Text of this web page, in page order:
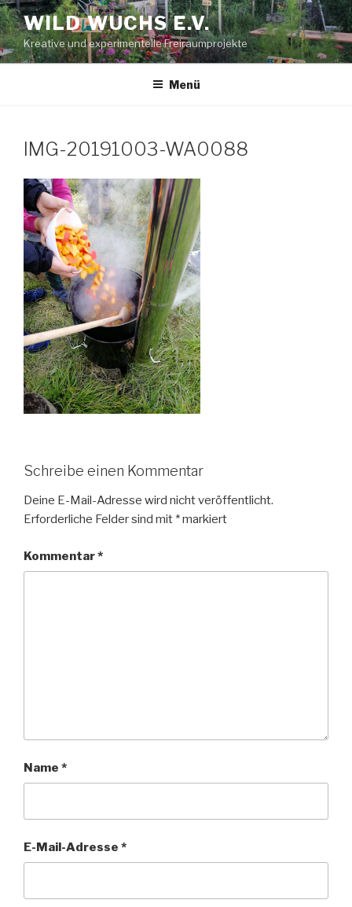
Zum
Inhalt
springen
WILD WUCHS E.V.
Kreative und experimentelle Freiraumprojekte
Menü
IMG-20191003-WA0088
Schreibe einen Kommentar
Deine E-Mail-Adresse wird nicht veröffentlicht.
Erforderliche Felder sind mit *markiert
Kommentar*
Name *
E-Mail-Adresse *